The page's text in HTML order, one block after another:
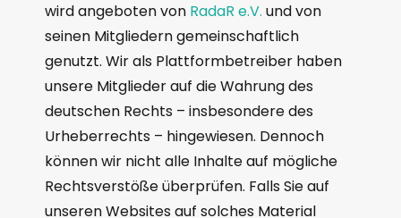
wird angeboten von RadaR e.V. und von
seinen Mitgliedern gemeinschaftlich
genutzt. Wir als Plattformbetreiber haben
unsere Mitglieder auf die Wahrung des
deutschen Rechts – insbesondere des
Urheberrechts – hingewiesen. Dennoch
können wir nicht alle Inhalte auf mögliche
Rechtsverstöße überprüfen. Falls Sie auf
unseren Websites auf solches Material